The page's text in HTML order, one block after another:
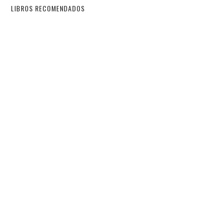
LIBROS RECOMENDADOS